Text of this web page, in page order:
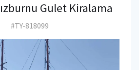
Gulet Kiralama
#TY-818099